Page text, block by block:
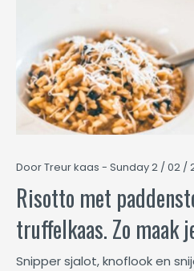
Door Treur kaas - Sunday 2 / 02 /
Risotto met
truffelkaas. Zo maak
Snipper sjalot, knoflook en